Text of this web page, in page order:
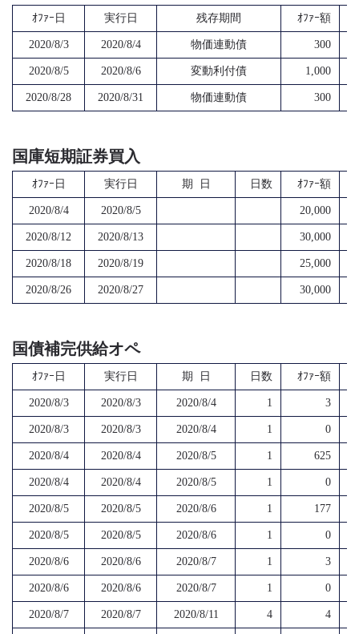
ｵﾌｧｰ日 実行日 残存期間 ｵﾌｧｰ額
2020/8/3 2020/8/4 物価連動債 300
2020/8/5 2020/8/6 変動利付債 1,000
2020/8/28 2020/8/31 物価連動債 300
国庫短期証券買入
ｵﾌｧｰ日 実行日 期 日 日数 ｵﾌｧｰ額
2020/8/4 2020/8/5 20,000
2020/8/12 2020/8/13 30,000
2020/8/18 2020/8/19 25,000
2020/8/26 2020/8/27 30,000
国債補完供給オペ
ｵﾌｧｰ日 実行日 期 日 日数 ｵﾌｧｰ額
2020/8/3 2020/8/3 2020/8/4 1 3
2020/8/3 2020/8/3 2020/8/4 1 0
2020/8/4 2020/8/4 2020/8/5 1 625
2020/8/4 2020/8/4 2020/8/5 1 0
2020/8/5 2020/8/5 2020/8/6 1 177
2020/8/5 2020/8/5 2020/8/6 1 0
2020/8/6 2020/8/6 2020/8/7 1 3
2020/8/6 2020/8/6 2020/8/7 1 0
2020/8/7 2020/8/7 2020/8/11 4 4